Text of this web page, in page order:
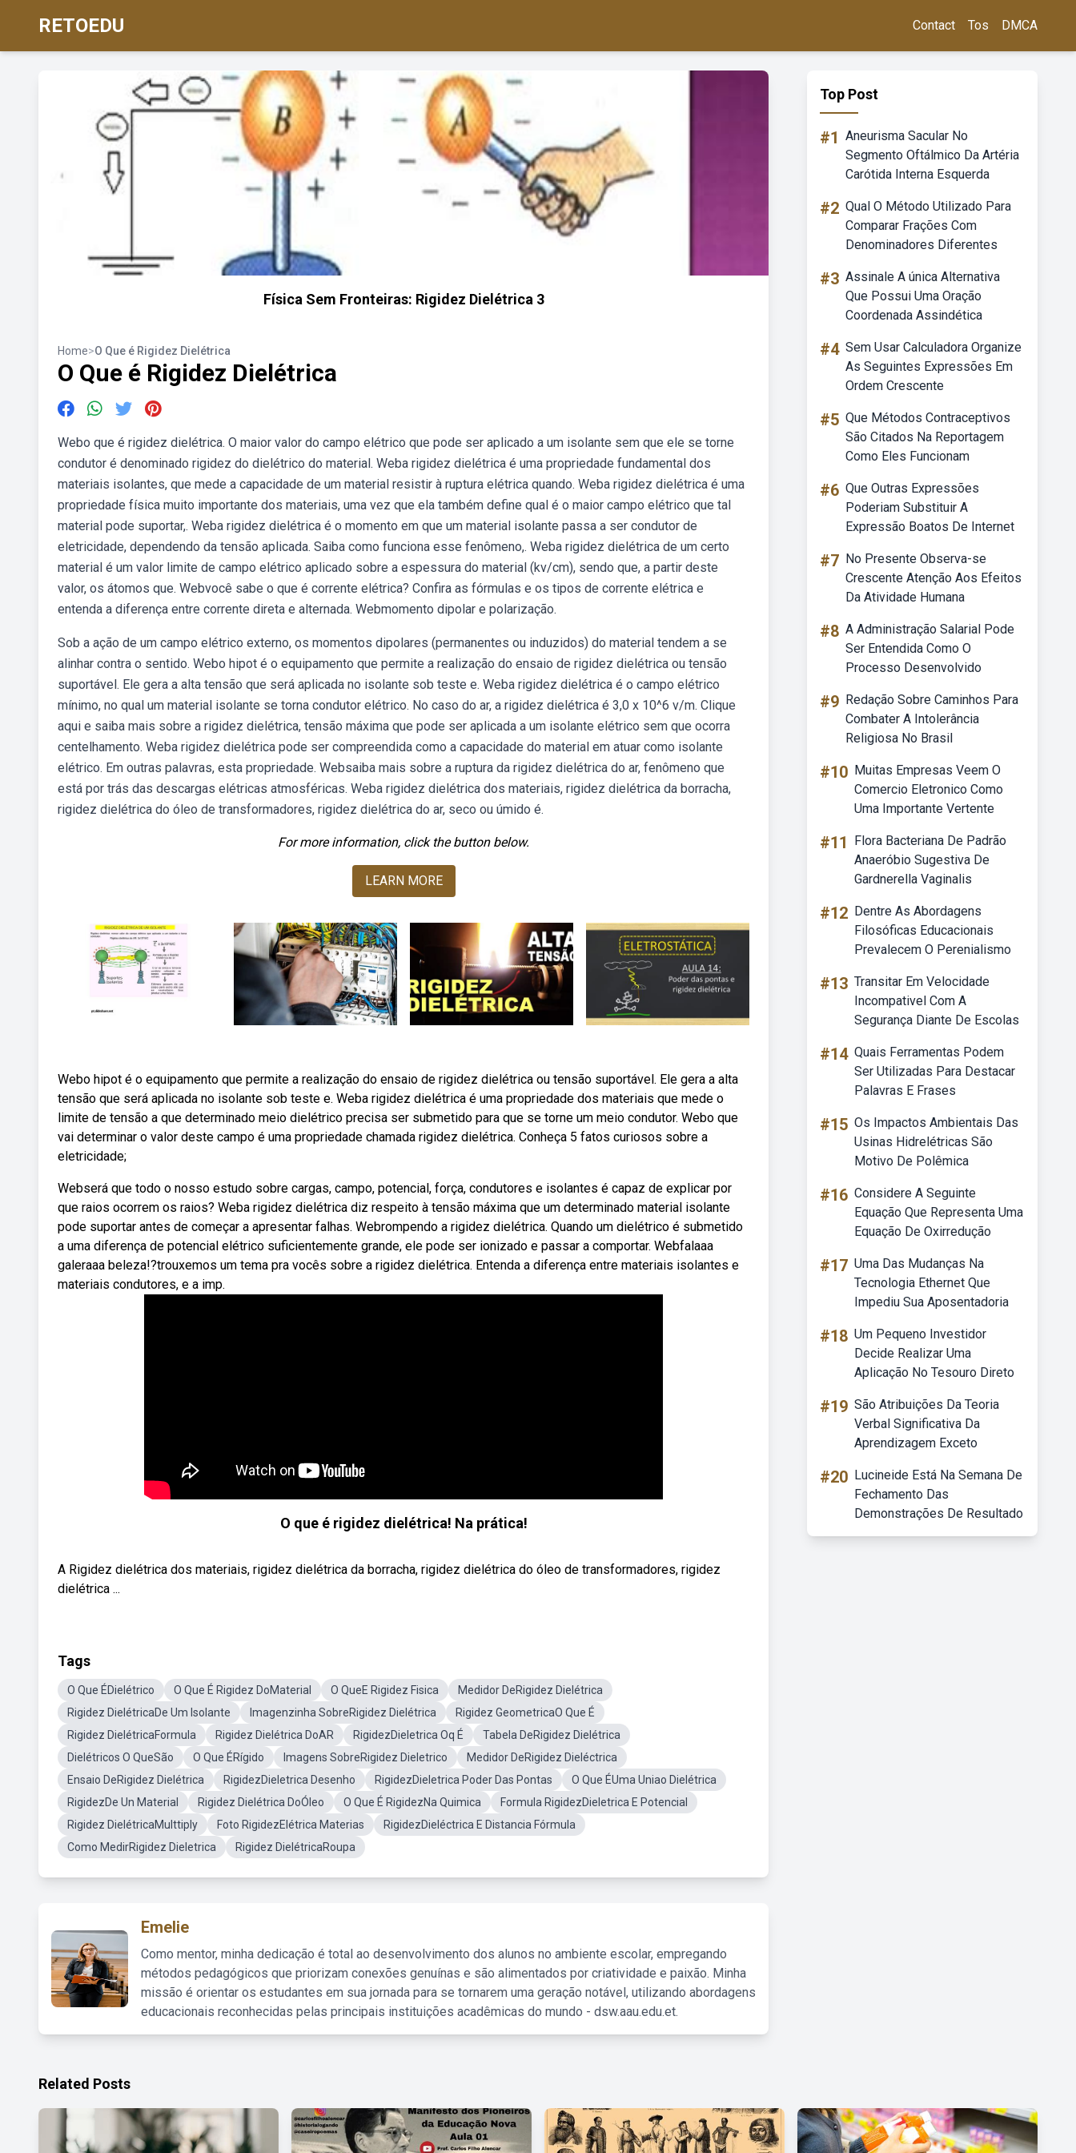
RETOEDU Contact Tos DMCA
Física Sem Fronteiras: Rigidez Dielétrica 3
Home>O Que é Rigidez Dielétrica
O Que é Rigidez Dielétrica
Webo que é rigidez dielétrica. O maior valor do campo elétrico que pode ser aplicado a um isolante sem que ele se torne
condutor é denominado rigidez do dielétrico do material. Weba rigidez dielétrica é uma propriedade fundamental dos
materiais isolantes, que mede a capacidade de um material resistir à ruptura elétrica quando. Weba rigidez dielétrica é uma
propriedade física muito importante dos materiais, uma vez que ela também define qual é o maior campo elétrico que tal
material pode suportar,. Weba rigidez dielétrica é o momento em que um material isolante passa a ser condutor de
eletricidade, dependendo da tensão aplicada. Saiba como funciona esse fenômeno,. Weba rigidez dielétrica de um certo
material é um valor limite de campo elétrico aplicado sobre a espessura do material (kv/cm), sendo que, a partir deste
valor, os átomos que. Webvocê sabe o que é corrente elétrica? Confira as fórmulas e os tipos de corrente elétrica e
entenda a diferença entre corrente direta e alternada. Webmomento dipolar e polarização.
Sob a ação de um campo elétrico externo, os momentos dipolares (permanentes ou induzidos) do material tendem a se
alinhar contra o sentido. Webo hipot é o equipamento que permite a realização do ensaio de rigidez dielétrica ou tensão
suportável. Ele gera a alta tensão que será aplicada no isolante sob teste e. Weba rigidez dielétrica é o campo elétrico
mínimo, no qual um material isolante se torna condutor elétrico. No caso do ar, a rigidez dielétrica é 3,0 x 10^6 v/m. Clique
aqui e saiba mais sobre a rigidez dielétrica, tensão máxima que pode ser aplicada a um isolante elétrico sem que ocorra
centelhamento. Weba rigidez dielétrica pode ser compreendida como a capacidade do material em atuar como isolante
elétrico. Em outras palavras, esta propriedade. Websaiba mais sobre a ruptura da rigidez dielétrica do ar, fenômeno que
está por trás das descargas elétricas atmosféricas. Weba rigidez dielétrica dos materiais, rigidez dielétrica da borracha,
rigidez dielétrica do óleo de transformadores, rigidez dielétrica do ar, seco ou úmido é.
For more information, click the button below.
LEARN MORE
Webo hipot é o equipamento que permite a realização do ensaio de rigidez dielétrica ou tensão suportável. Ele gera a alta
tensão que será aplicada no isolante sob teste e. Weba rigidez dielétrica é uma propriedade dos materiais que mede o
limite de tensão a que determinado meio dielétrico precisa ser submetido para que se torne um meio condutor. Webo que
vai determinar o valor deste campo é uma propriedade chamada rigidez dielétrica. Conheça 5 fatos curiosos sobre a
eletricidade;
Webserá que todo o nosso estudo sobre cargas, campo, potencial, força, condutores e isolantes é capaz de explicar por
que raios ocorrem os raios? Weba rigidez dielétrica diz respeito à tensão máxima que um determinado material isolante
pode suportar antes de começar a apresentar falhas. Webrompendo a rigidez dielétrica. Quando um dielétrico é submetido
a uma diferença de potencial elétrico suficientemente grande, ele pode ser ionizado e passar a comportar. Webfalaaa
galeraaa beleza!?trouxemos um tema pra vocês sobre a rigidez dielétrica. Entenda a diferença entre materiais isolantes e
materiais condutores, e a imp.
O que é rigidez dielétrica! Na prática!
A Rigidez dielétrica dos materiais, rigidez dielétrica da borracha, rigidez dielétrica do óleo de transformadores, rigidez
dielétrica ...
Tags
O Que ÉDielétrico O Que É Rigidez DoMaterial O QueE Rigidez Fisica
Medidor DeRigidez Dielétrica
Rigidez DielétricaDe Um Isolante
Imagenzinha SobreRigidez Dielétrica
Rigidez GeometricaO Que É
Rigidez DielétricaFormula
Rigidez Dielétrica DoAR RigidezDieletrica Oq É
Tabela DeRigidez Dielétrica
Dielétricos O QueSão
O Que ÉRígido Imagens SobreRigidez Dieletrico
Medidor DeRigidez Dieléctrica
Ensaio DeRigidez Dielétrica
RigidezDieletrica Desenho RigidezDieletrica Poder Das Pontas
O Que ÉUma Uniao Dielétrica
RigidezDe Un Material
Rigidez Dielétrica DoÓleo O Que É RigidezNa Quimica
Formula RigidezDieletrica E Potencial
Rigidez DielétricaMulttiply
Foto RigidezElétrica Materias
RigidezDieléctrica E Distancia Fórmula
Como MedirRigidez Dieletrica
Rigidez DielétricaRoupa
Emelie
Como mentor, minha dedicação é total ao desenvolvimento dos alunos no ambiente escolar, empregando
métodos pedagógicos que priorizam conexões genuínas e são alimentados por criatividade e paixão. Minha
missão é orientar os estudantes em sua jornada para se tornarem uma geração notável, utilizando abordagens
educacionais reconhecidas pelas principais instituições acadêmicas do mundo - dsw.aau.edu.et.
Top Post
#1 Aneurisma Sacular No
Segmento Oftálmico Da Artéria
Carótida Interna Esquerda
#2 Qual O Método Utilizado Para
Comparar Frações Com
Denominadores Diferentes
#3 Assinale A única Alternativa
Que Possui Uma Oração
Coordenada Assindética
#4 Sem Usar Calculadora Organize
As Seguintes Expressões Em
Ordem Crescente
#5 Que Métodos Contraceptivos
São Citados Na Reportagem
Como Eles Funcionam
#6 Que Outras Expressões
Poderiam Substituir A
Expressão Boatos De Internet
#7 No Presente Observa-se
Crescente Atenção Aos Efeitos
Da Atividade Humana
#8 A Administração Salarial Pode
Ser Entendida Como O
Processo Desenvolvido
#9 Redação Sobre Caminhos Para
Combater A Intolerância
Religiosa No Brasil
#10 Muitas Empresas Veem O
Comercio Eletronico Como
Uma Importante Vertente
#11
Flora Bacteriana De Padrão
Anaeróbio Sugestiva De
Gardnerella Vaginalis
#12 Dentre As Abordagens
Filosóficas Educacionais
Prevalecem O Perenialismo
#13 Transitar Em Velocidade
Incompativel Com A
Segurança Diante De Escolas
#14 Quais Ferramentas Podem
Ser Utilizadas Para Destacar
Palavras E Frases
#15 Os Impactos Ambientais Das
Usinas Hidrelétricas São
Motivo De Polêmica
#16 Considere A Seguinte
Equação Que Representa Uma
Equação De Oxirredução
#17 Uma Das Mudanças Na
Tecnologia Ethernet Que
Impediu Sua Aposentadoria
#18 Um Pequeno Investidor
Decide Realizar Uma
Aplicação No Tesouro Direto
#19 São Atribuições Da Teoria
Verbal Significativa Da
Aprendizagem Exceto
#20 Lucineide Está Na Semana De
Fechamento Das
Demonstrações De Resultado
Related Posts